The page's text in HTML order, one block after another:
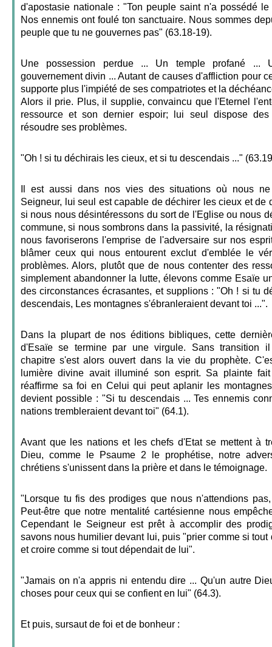
d'apostasie nationale : "Ton peuple saint n'a possédé
Nos ennemis ont foulé ton sanctuaire. Nous sommes
peuple que tu ne gouvernes pas" (63.18-19).
Une possession perdue ... Un temple profané ...
gouvernement divin ... Autant de causes d'affliction pour
supporte plus l'impiété de ses compatriotes et la
Alors il prie. Plus, il supplie, convaincu que l'Eternel
ressource et son dernier espoir; lui seul dispose
résoudre ses problèmes.
"Oh ! si tu déchirais les cieux, et si tu descendais ..."
Il est aussi dans nos vies des situations où nous
Seigneur, lui seul est capable de déchirer les cieux et de
si nous nous désintéressons du sort de l'Eglise ou nous
commune, si nous sombrons dans la passivité, la
nous favoriserons l'emprise de l'adversaire sur nos
blâmer ceux qui nous entourent exclut d'emblée le
problèmes. Alors, plutôt que de nous contenter des
simplement abandonner la lutte, élevons comme Esaïe
des circonstances écrasantes, et supplions : "Oh ! si tu
descendais, Les montagnes s'ébranleraient devant toi ...".
Dans la plupart de nos éditions bibliques, cette
d'Esaïe se termine par une virgule. Sans transition
chapitre s'est alors ouvert dans la vie du prophète.
lumière divine avait illuminé son esprit. Sa plainte
réaffirme sa foi en Celui qui peut aplanir les
devient possible : "Si tu descendais ... Tes ennemis
nations trembleraient devant toi" (64.1).
Avant que les nations et les chefs d'Etat se mettent à
Dieu, comme le Psaume 2 le prophétise, notre
chrétiens s'unissent dans la prière et dans le témoignage.
"Lorsque tu fis des prodiges que nous n'attendions
Peut-être que notre mentalité cartésienne nous
Cependant le Seigneur est prêt à accomplir des
savons nous humilier devant lui, puis "prier comme si
et croire comme si tout dépendait de lui".
"Jamais on n'a appris ni entendu dire ... Qu'un autre
choses pour ceux qui se confient en lui" (64.3).
Et puis, sursaut de foi et de bonheur :